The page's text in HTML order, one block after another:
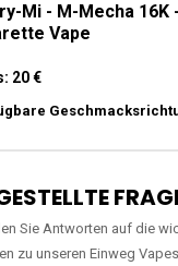
Mi - M-Mecha 16K
Vape
20 €
Sie Antworten auf die
zu unseren Einweg